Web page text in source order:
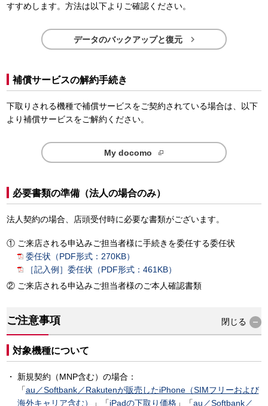
すすめします。方法は以下よりご確認ください。
データのバックアップと復元 
補償サービスの解約手続き
下取りされる機種で補償サービスをご契約されている場合は、以下
より補償サービスをご解約ください。
My docomo
必要書類の準備（法人の場合のみ）
法人契約の場合、店頭受付時に必要な書類がございます。
ご来店される申込みご担当者様に手続きを委任する委任状
委任状（PDF形式：270KB）
［記入例］委任状（PDF形式：461KB）
ご来店される申込みご担当者様のご本人確認書類
ご注意事項 閉じる
対象機種について
新規契約（MNP含む）の場合：
「au／Softbank／Rakutenが販売したiPhone（SIMフリーおよび
海外キャリア含む）
」「iPadの下取り価格」「au／Softbank／